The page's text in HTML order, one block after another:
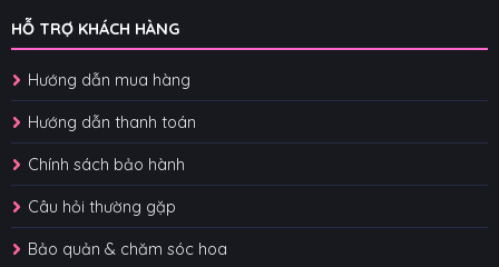
HỖ TRỢ KHÁCH HÀNG
Hướng dẫn mua hàng
Hướng dẫn thanh toán
Chính sách bảo hành
Câu hỏi thường gặp
Bảo quản & chăm sóc hoa